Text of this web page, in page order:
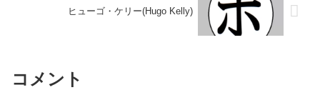
ヒューゴ・ケリー(Hugo Kelly)
コメント